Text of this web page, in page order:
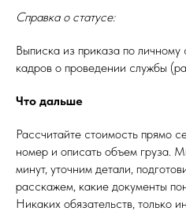
Справка о статусе:
Выписка из приказа по личному
кадров о проведении службы
Что дальше
Рассчитайте стоимость прямо
номер и описать объем груза.
минут, уточним детали,
расскажем, какие документы
Никаких обязательств, только